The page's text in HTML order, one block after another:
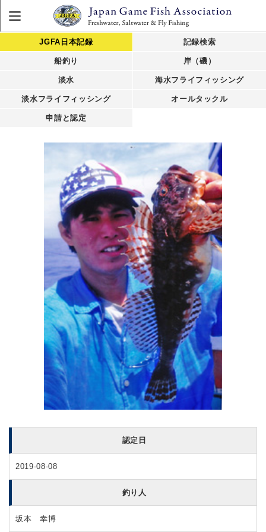
JGFA日本記録 記録検索
船釣り 岸（磯）
淡水 海水フライフィッシング
淡水フライフィッシング オールタックル
申請と認定
認定日
2019-08-08
釣り人
坂本 幸博